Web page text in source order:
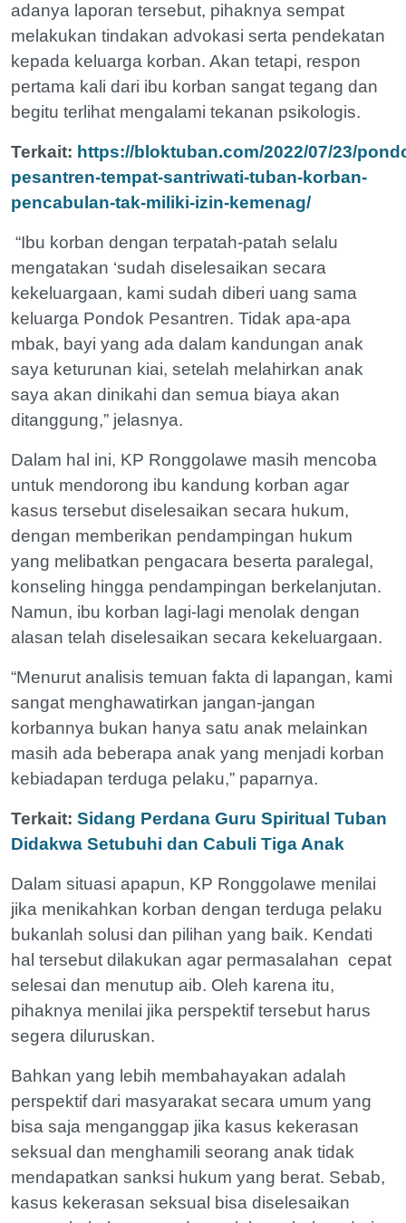
adanya laporan tersebut, pihaknya sempat
melakukan tindakan advokasi serta pendekatan
kepada keluarga korban. Akan tetapi, respon
pertama kali dari ibu korban sangat tegang dan
begitu terlihat mengalami tekanan psikologis.
Terkait: https://bloktuban.com/2022/07/23/
pesantren-tempat-santriwati-tuban-korban-
pencabulan-tak-miliki-izin-kemenag/
“Ibu korban dengan terpatah-patah selalu
mengatakan ‘sudah diselesaikan secara
kekeluargaan, kami sudah diberi uang sama
keluarga Pondok Pesantren. Tidak apa-apa
mbak, bayi yang ada dalam kandungan anak
saya keturunan kiai, setelah melahirkan anak
saya akan dinikahi dan semua biaya akan
ditanggung,” jelasnya.
Dalam hal ini, KP Ronggolawe masih mencoba
untuk mendorong ibu kandung korban agar
kasus tersebut diselesaikan secara hukum,
dengan memberikan pendampingan hukum
yang melibatkan pengacara beserta paralegal,
konseling hingga pendampingan berkelanjutan.
Namun, ibu korban lagi-lagi menolak dengan
alasan telah diselesaikan secara kekeluargaan.
“Menurut analisis temuan fakta di lapangan, kami
sangat menghawatirkan jangan-jangan
korbannya bukan hanya satu anak melainkan
masih ada beberapa anak yang menjadi korban
kebiadapan terduga pelaku,” paparnya.
Terkait: Sidang Perdana Guru Spiritual Tuban
Didakwa Setubuhi dan Cabuli Tiga Anak
Dalam situasi apapun, KP Ronggolawe menilai
jika menikahkan korban dengan terduga pelaku
bukanlah solusi dan pilihan yang baik. Kendati
hal tersebut dilakukan agar permasalahan cepat
selesai dan menutup aib. Oleh karena itu,
pihaknya menilai jika perspektif tersebut harus
segera diluruskan.
Bahkan yang lebih membahayakan adalah
perspektif dari masyarakat secara umum yang
bisa saja menganggap jika kasus kekerasan
seksual dan menghamili seorang anak tidak
mendapatkan sanksi hukum yang berat. Sebab,
kasus kekerasan seksual bisa diselesaikan